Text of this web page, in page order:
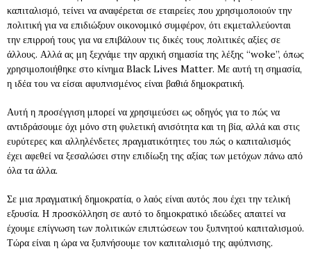
καπιταλισμό, τείνει να αναφέρεται σε εταιρείες που χρησιμοποιούν την
πολιτική για να επιδιώξουν οικονομικό συμφέρον, ότι εκμεταλλεύονται
την επιρροή τους για να επιβάλουν τις δικές τους πολιτικές αξίες σε
άλλους. Αλλά ας μη ξεχνάμε την αρχική σημασία της λέξης “woke”, όπως
χρησιμοποιήθηκε στο κίνημα Black Lives Matter. Με αυτή τη σημασία,
η ιδέα του να είσαι αφυπνισμένος είναι βαθιά δημοκρατική.
Αυτή η προσέγγιση μπορεί να χρησιμεύσει ως οδηγός για το πώς να
αντιδράσουμε όχι μόνο στη φυλετική ανισότητα και τη βία, αλλά και στις
ευρύτερες και αλληλένδετες πραγματικότητες του πώς ο καπιταλισμός
έχει αφεθεί να ξεσαλώσει στην επιδίωξη της αξίας των μετόχων πάνω από
όλα τα άλλα.
Σε μια πραγματική δημοκρατία, ο λαός είναι αυτός που έχει την τελική
εξουσία. Η προσκόλληση σε αυτό το δημοκρατικό ιδεώδες απαιτεί να
έχουμε επίγνωση των πολιτικών επιπτώσεων του ξυπνητού καπιταλισμού.
Τώρα είναι η ώρα να ξυπνήσουμε τον καπιταλισμό της αφύπνισης.